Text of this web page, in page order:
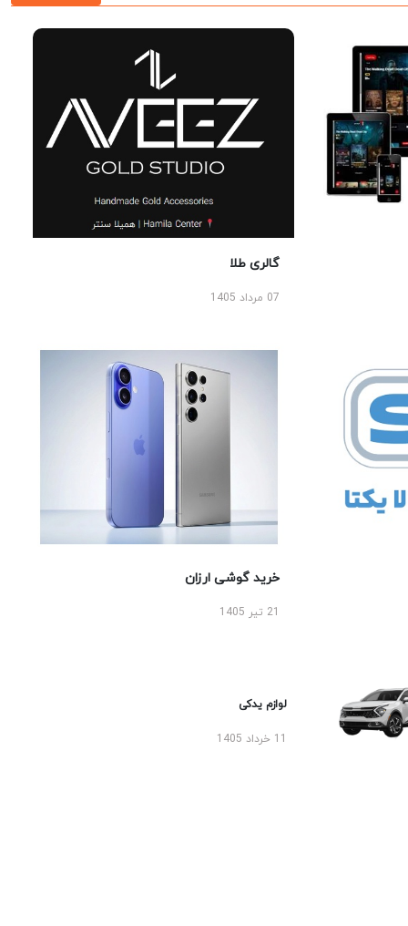
گالری طلا
07 مرداد 1405
خرید گوشی ارزان
لوازم یدکی